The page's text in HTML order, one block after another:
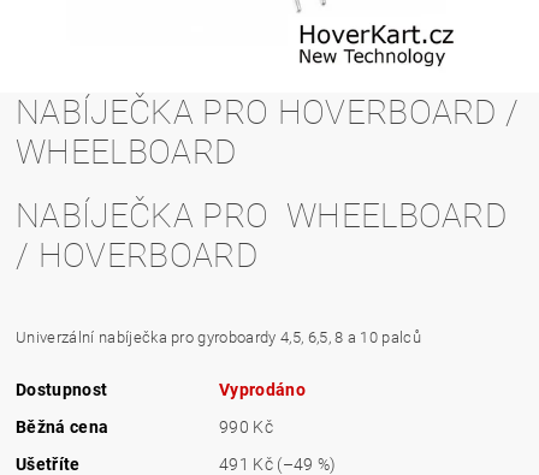
NABÍJEČKA PRO HOVERBOARD /
WHEELBOARD
NABÍJEČKA PRO WHEELBOARD
/ HOVERBOARD
Univerzální nabíječka pro gyroboardy 4,5, 6,5, 8 a 10 palců
Dostupnost
Vyprodáno
Běžná cena
990 Kč
Ušetříte
491 Kč (–49 %)